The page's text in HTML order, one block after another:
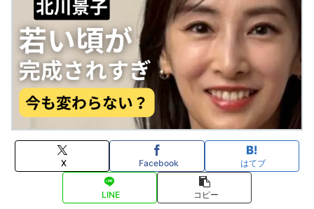
X Facebook はてブ
LINE コピー